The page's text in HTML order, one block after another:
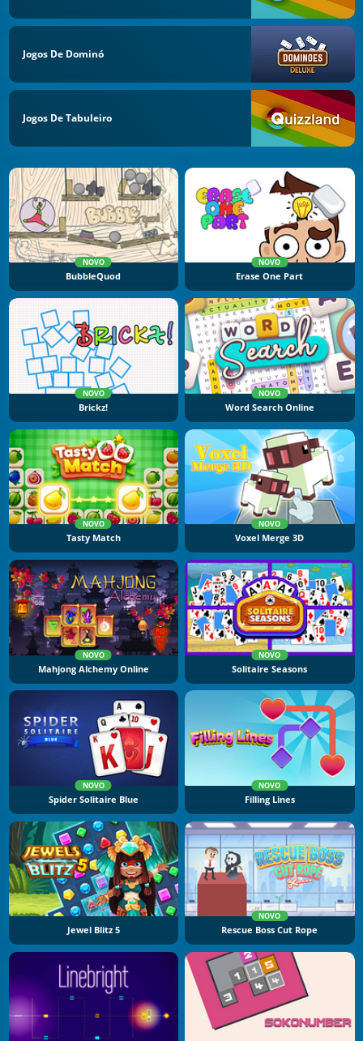
Jogos De Dominó
Jogos De Tabuleiro
NOVO
BubbleQuod
NOVO
Erase One Part
NOVO
Brickz!
NOVO
Word Search Online
NOVO
Tasty Match
NOVO
Voxel Merge 3D
NOVO
Mahjong Alchemy Online
NOVO
Solitaire Seasons
NOVO
Spider Solitaire Blue
NOVO
Filling Lines
Jewel Blitz 5
NOVO
Rescue Boss Cut Rope